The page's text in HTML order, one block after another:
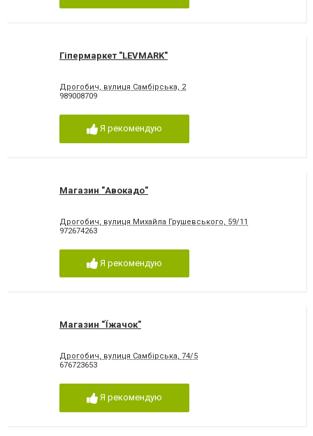
Гіпермаркет "LEVMARK"
Дрогобич, вулиця Самбірська, 2
989008709
Я рекомендую
Магазин "Авокадо"
Дрогобич, вулиця Михайла Грушевського, 59/11
972674263
Я рекомендую
Магазин "Їжачок"
Дрогобич, вулиця Самбірська, 74/5
676723653
Я рекомендую